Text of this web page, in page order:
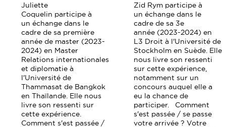
Juliette
Coquelin participe à
un échange dans le
cadre de sa première
année de master (2023-
2024) en Master
Relations internationales
et diplomatie à
l'Université de
Thammasat de Bangkok
en Thaïlande. Elle nous
livre son ressenti sur
cette expérience.
Comment s'est passée /
Zid Rym participe à
un échange dans le
cadre de sa 3e
année (2023-2024) en
L3 Droit à l'Université de
Stockholm en Suède. Elle
nous livre son ressenti
sur cette expérience,
notamment sur un
concours auquel elle a
eu la chance de
participer. Comment
s'est passée / se passe
votre arrivée ? Votre